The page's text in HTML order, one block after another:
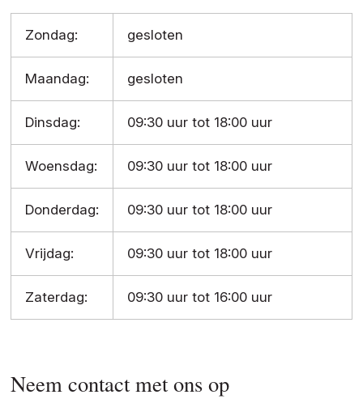
Zondag: gesloten
Maandag: gesloten
Dinsdag: 09:30 uur tot 18:00 uur
Woensdag: 09:30 uur tot 18:00 uur
Donderdag: 09:30 uur tot 18:00 uur
Vrijdag: 09:30 uur tot 18:00 uur
Zaterdag: 09:30 uur tot 16:00 uur
Neem contact met ons op